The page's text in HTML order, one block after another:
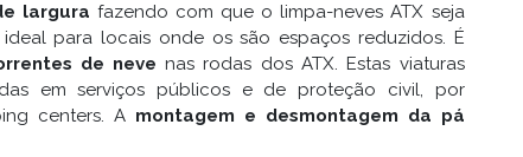
largura fazendo com que o limpa-neves ATX seja
para locais onde os são espaços reduzidos. É
de neve nas rodas dos ATX. Estas viaturas
em serviços públicos e de proteção civil, por
centers. A montagem e desmontagem da pá